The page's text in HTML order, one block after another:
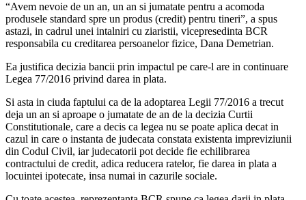
“Avem nevoie de un an, un an si jumatate pentru a acomoda
produsele standard spre un produs (credit) pentru tineri”, a spus
astazi, in cadrul unei intalniri cu ziaristii, vicepresedinta BCR
responsabila cu creditarea persoanelor fizice, Dana Demetrian.
Ea justifica decizia bancii prin impactul pe care-l are in continuare
Legea 77/2016 privind darea in plata.
Si asta in ciuda faptului ca de la adoptarea Legii 77/2016 a trecut
deja un an si aproape o jumatate de an de la decizia Curtii
Constitutionale, care a decis ca legea nu se poate aplica decat in
cazul in care o instanta de judecata constata existenta impreviziunii
din Codul Civil, iar judecatorii pot decide fie echilibrarea
contractului de credit, adica reducera ratelor, fie darea in plata a
locuintei ipotecate, insa numai in cazurile sociale.